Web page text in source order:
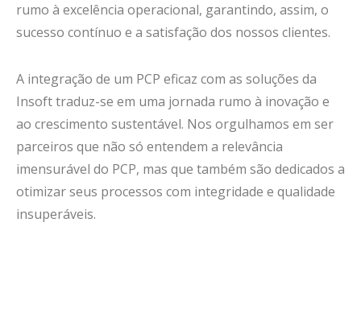
rumo à excelência operacional, garantindo, assim, o
sucesso contínuo e a satisfação dos nossos clientes.
A integração de um PCP eficaz com as soluções da
Insoft traduz-se em uma jornada rumo à inovação e
ao crescimento sustentável. Nos orgulhamos em ser
parceiros que não só entendem a relevância
imensurável do PCP, mas que também são dedicados a
otimizar seus processos com integridade e qualidade
insuperáveis.